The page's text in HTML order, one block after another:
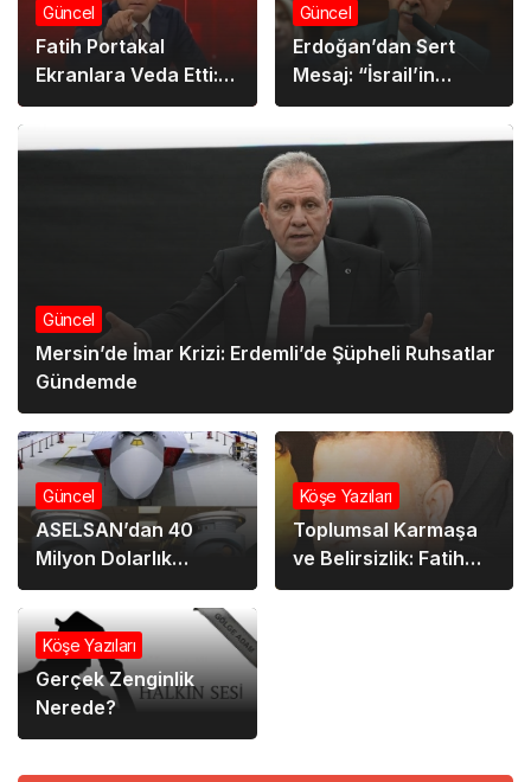
Güncel
Fatih Portakal
Ekranlara Veda Etti:
“Mesleğe Nokta mı,
Güncel
Erdoğan’dan Sert
Mesaj: “İsrail’in
Politikaları Tüm
Atıyor”
Güncel
Mersin’de İmar Krizi: Erdemli’de Şüpheli Ruhsatlar
Gündemde
Güncel
ASELSAN’dan 40
Milyon Dolarlık
Yatırım: Elektro-Optik
FLIR Üretim Tesisi
Açıldı
Köşe Yazıları
Toplumsal Karmaşa
ve Belirsizlik: Fatih
Baba’nın Almanya
Köşe Yazıları
Gerçek Zenginlik
Nerede?